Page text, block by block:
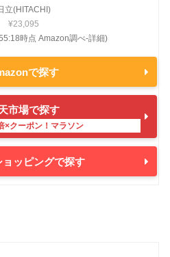
立(HITACHI)
¥23,095
時点 Amazon調べ-詳細)
で探す
市場で探す
ッピングで探す